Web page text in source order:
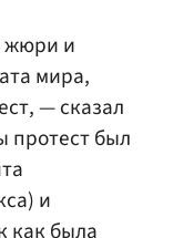
жюри и
мира,
— сказал
протест был
и
как была